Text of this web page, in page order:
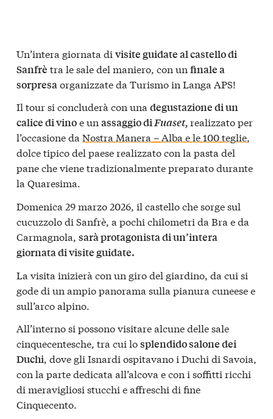
Un’intera giornata di visite guidate al castello di
Sanfrè tra le sale del maniero, con un finale a
sorpresaorganizzate da Turismo in Langa APS!
Il tour si concluderà con una degustazione di un
calice di vinoe un assaggio diFuaset,realizzato per
l’occasione da Nostra Manera – Alba e le 100 teglie,
dolce tipico del paese realizzato con la pasta del
pane che viene tradizionalmente preparato durante
la Quaresima.
Domenica 29 marzo 2026, il castello che sorge sul
cucuzzolo di Sanfrè, a pochi chilometri da Bra e da
Carmagnola, sarà protagonista di un’intera
giornata di visite guidate.
La visita inizierà con un giro del giardino, da cui si
gode di un ampio panorama sulla pianura cuneese e
sull’arco alpino.
All’interno si possono visitare alcune delle sale
cinquecentesche, tra cui losplendido salone dei
Duchi, dove gli Isnardi ospitavano i Duchi di Savoia,
con la parte dedicata all’alcova e con i soffitti ricchi
di meravigliosi stucchi e affreschi di fine
Cinquecento.